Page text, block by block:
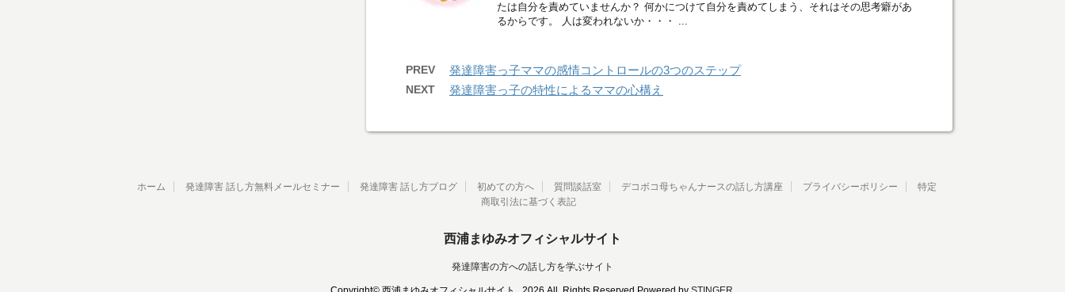
たは自分を責めていませんか？ 何かにつけて自分を責めてしまう、それはその思考癖があ
るからです。 人は変われないか・・・ ...
PREV 発達障害っ子ママの感情コントロールの3つのステップ
NEXT 発達障害っ子の特性によるママの心構え
ホーム 発達障害 話し方無料メールセミナー 発達障害 話し方ブログ 初めての方へ 質問談話室 デコボコ母ちゃんナースの話し方講座 プライバシーポリシー
特定
商取引法に基づく表記
西浦まゆみオフィシャルサイト
発達障害の方への話し方を学ぶサイト